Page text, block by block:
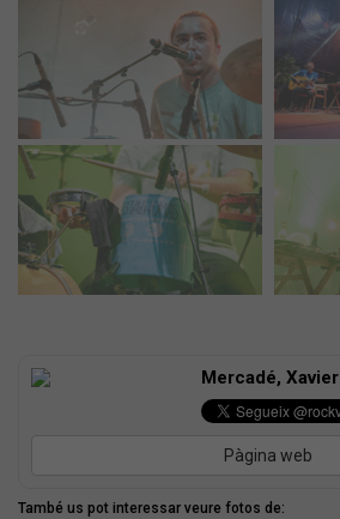
Mercadé, Xavier
Pàgina web
També us pot interessar veure fotos de: